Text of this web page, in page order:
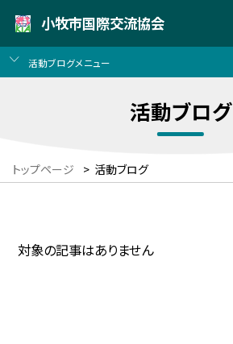
小牧市国際交流協会
活動ブログメニュー
活動ブログ
トップページ > 活動ブログ
対象の記事はありません